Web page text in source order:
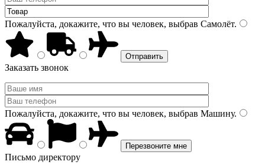
Пожалуйста, докажите, что вы человек, выбрав Самолёт.
Заказать звонок
Пожалуйста, докажите, что вы человек, выбрав Машину.
Письмо директору